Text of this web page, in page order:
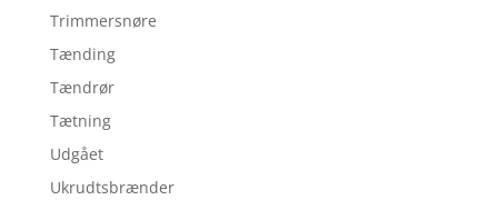
Trimmersnøre
Tænding
Tændrør
Tætning
Udgået
Ukrudtsbrænder